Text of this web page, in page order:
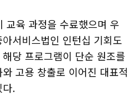
교육 과정을 수료했으며 우
서비스법인 인턴십 기회도
당 프로그램이 단순 원조를
고용 창출로 이어진 대표적
다.